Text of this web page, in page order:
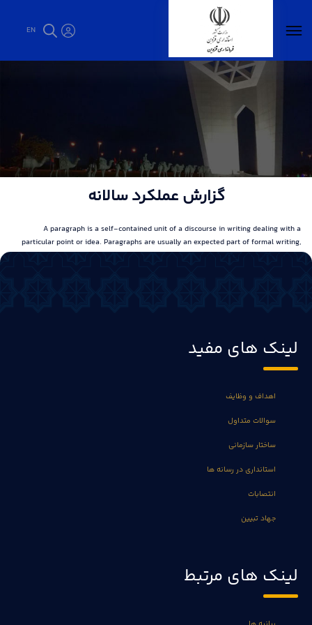
EN
گزارش عملکرد سالانه - فرمانداری قزوین
گزارش عملکرد سالانه
A paragraph is a self-contained unit of a discourse in writing dealing with a
particular point or idea. Paragraphs are usually an expected part of formal writing,
used to organize longer prose.
لینک های مفید
اهداف و وظایف
سوالات متداول
ساختار سازمانی
استانداری در رسانه ها
انتصابات
جهاد تبیین
لینک های مرتبط